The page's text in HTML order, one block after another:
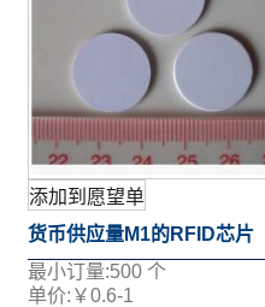
添加到愿望单
货币供应量M1的RFID芯片
13.56MHz的按钮标签的
最小订量:500 个
单价: ￥0.6-1